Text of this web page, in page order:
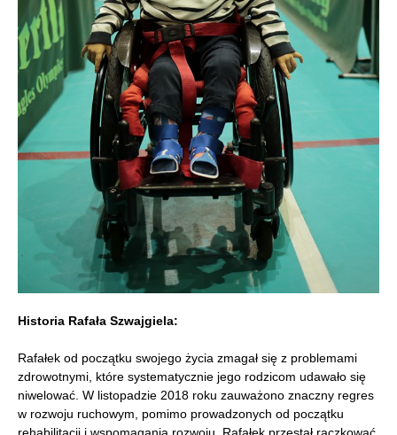
Historia Rafała Szwajgiela:
Rafałek od początku swojego życia zmagał się z problemami
zdrowotnymi, które systematycznie jego rodzicom udawało się
niwelować. W listopadzie 2018 roku zauważono znaczny regres
w rozwoju ruchowym, pomimo prowadzonych od początku